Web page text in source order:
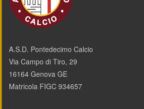
A.S.D. Pontedecimo Calcio
Via Campo di Tiro, 29
16164 Genova GE
Matricola FIGC 934657